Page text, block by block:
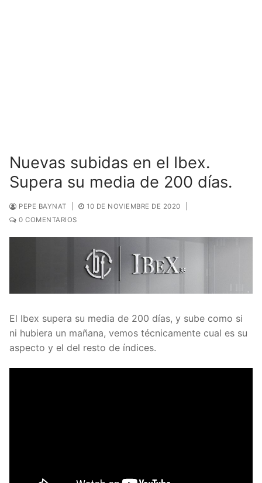
Nuevas subidas en el Ibex.
Supera su media de 200 días.
PEPE BAYNAT 10 DE NOVIEMBRE DE 2020
0 COMENTARIOS
El Ibex supera su media de 200 días, y sube como si
ni hubiera un mañana, vemos técnicamente cual es su
aspecto y el del resto de índices.